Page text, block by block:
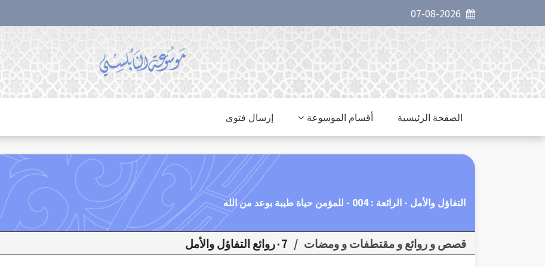
الصفحة الرئيسية أقسام الموسوعة إرسال فتوى
التفاؤل والأمل - الرائعة : 004 - للمؤمن حياة طيبة بوعد من الله
قصص و روائع و مقتطفات و ومضات / ٠7روائع التفاؤل والأمل